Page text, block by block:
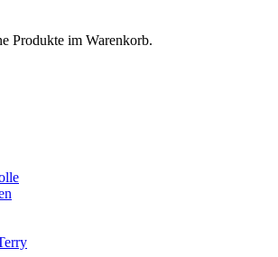
Produkte im Warenkorb.